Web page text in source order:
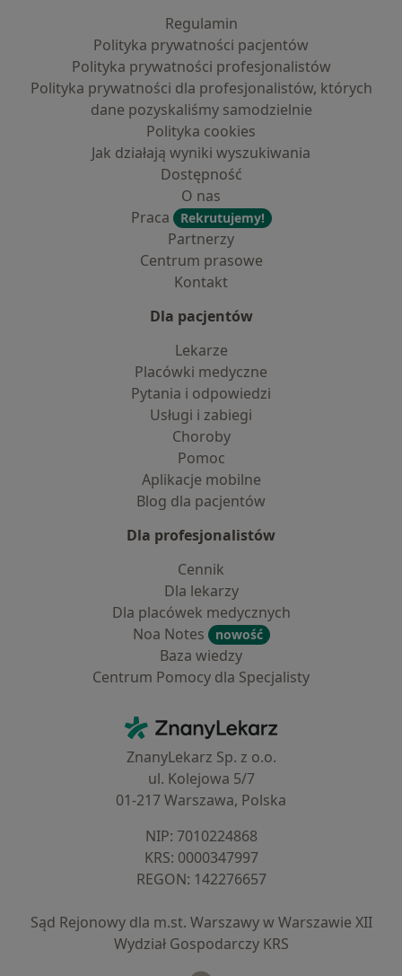
Regulamin
Polityka prywatności pacjentów
Polityka prywatności profesjonalistów
Polityka prywatności dla profesjonalistów, których
dane pozyskaliśmy samodzielnie
Polityka cookies
Jak działają wyniki wyszukiwania
Dostępność
O nas
Praca
Rekrutujemy!
Partnerzy
Centrum prasowe
Kontakt
Dla pacjentów
Lekarze
Placówki medyczne
Pytania i odpowiedzi
Usługi i zabiegi
Choroby
Pomoc
Aplikacje mobilne
Blog dla pacjentów
Dla profesjonalistów
Cennik
Dla lekarzy
Dla placówek medycznych
Noa Notes
nowość
Baza wiedzy
Centrum Pomocy dla Specjalisty
ZnanyLekarz - Strona główna
ZnanyLekarz Sp. z o.o.
ul. Kolejowa 5/7
01-217 Warszawa, Polska
NIP: ⁠7010224868
KRS: ⁠0000347997
REGON: ⁠142276657
Sąd Rejonowy dla m.st. Warszawy w Warszawie XII
Wydział Gospodarczy KRS